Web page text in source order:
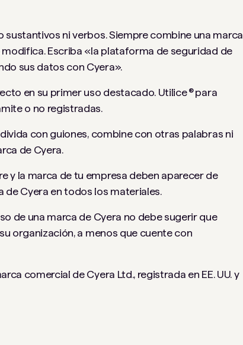
ni verbos. Siempre combine una marca
Escriba «la plataforma de seguridad de
sus datos con Cyera».
en su primer uso destacado. Utilice ® ​​para
o no registradas.
con guiones, combine con otras palabras ni
de Cyera.
y la marca de tu empresa deben aparecer de
Cyera en todos los materiales.
de una marca de Cyera no debe sugerir que
organización, a menos que cuente con
comercial de Cyera Ltd., registrada en EE. UU. y